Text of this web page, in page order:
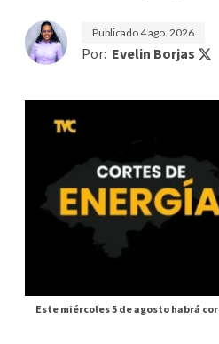
Publicado4 ago. 2026
Por: Evelin Borjas
Este miércoles 5 de agosto habrá